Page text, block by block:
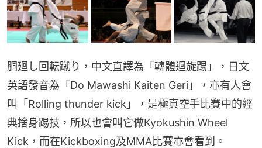
胴廻し回転蹴り，中文直譯為「轉體迴旋踢」，日文
英語發音為「Do Mawashi Kaiten Geri」，亦有人會
叫「Rolling thunder kick」，是極真空手比賽中的經
典捨身踢技，所以也會叫它做Kyokushin Wheel
Kick，而在Kickboxing及MMA比賽亦會看到。